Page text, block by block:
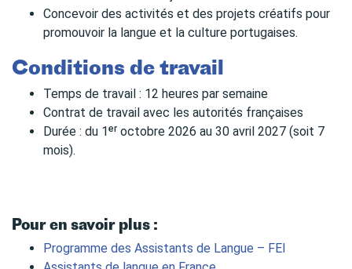
Concevoir des activités et des projets créatifs pour
promouvoir la langue et la culture portugaises.
Conditions de travail
Temps de travail : 12 heures par semaine
Contrat de travail avec les autorités françaises
Durée : du 1ᵉʳ octobre 2026 au 30 avril 2027 (soit 7
mois).
Pour en savoir plus :
Programme des Assistants de Langue – FEI